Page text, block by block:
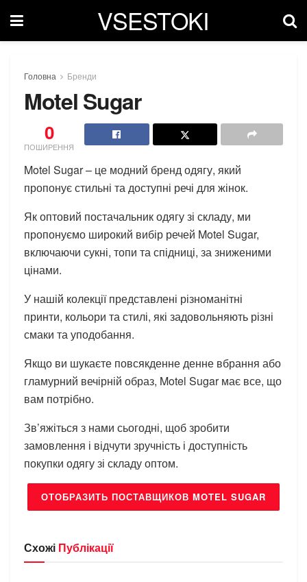
VSESTOKI
Головна Бренди
Motel Sugar
0
ПОШИРЕННЯ
Motel Sugar – це модний бренд одягу, який
пропонує стильні та доступні речі для жінок.
Як оптовий постачальник одягу зі складу, ми
пропонуємо широкий вибір речей Motel Sugar,
включаючи сукні, топи та спідниці, за зниженими
цінами.
У нашій колекції представлені різноманітні
принти, кольори та стилі, які задовольняють різні
смаки та уподобання.
Якщо ви шукаєте повсякденне денне вбрання або
гламурний вечірній образ, Motel Sugar має все, що
вам потрібно.
Зв’яжіться з нами сьогодні, щоб зробити
замовлення і відчути зручність і доступність
покупки одягу зі складу оптом.
ОТОБРАЗИТЬ ПОСТАВЩИКОВ MOTEL SUGAR
Схожі Публікації
БРЕНДИ